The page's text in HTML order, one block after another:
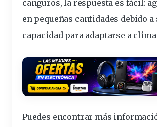
canguros, la respuesta es fácil:
en pequeñas cantidades debido a
capacidad para adaptarse a
Puedes encontrar más